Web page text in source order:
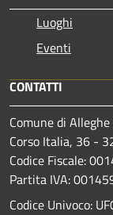
Luoghi
Eventi
CONTATTI
Comune di Alleghe
Corso Italia, 36 -
Codice Fiscale:
Partita IVA:
Codice Univoco: